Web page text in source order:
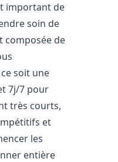
important de
soin de
composée de
soit une
7j/7 pour
très courts,
et
les
entière